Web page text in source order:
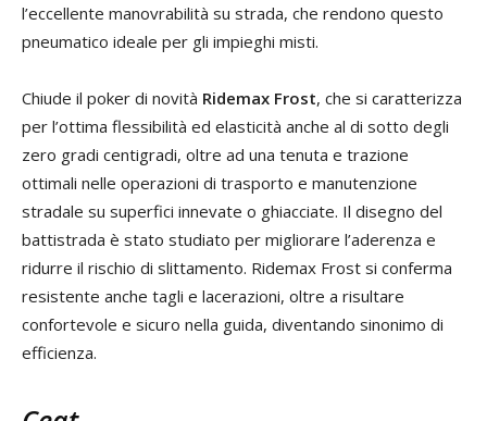
l’eccellente manovrabilità su strada, che rendono questo
pneumatico ideale per gli impieghi misti.
Chiude il poker di novità Ridemax Frost, che si caratterizza
per l’ottima flessibilità ed elasticità anche al di sotto degli
zero gradi centigradi, oltre ad una tenuta e trazione
ottimali nelle operazioni di trasporto e manutenzione
stradale su superfici innevate o ghiacciate. Il disegno del
battistrada è stato studiato per migliorare l’aderenza e
ridurre il rischio di slittamento. Ridemax Frost si conferma
resistente anche tagli e lacerazioni, oltre a risultare
confortevole e sicuro nella guida, diventando sinonimo di
efficienza.